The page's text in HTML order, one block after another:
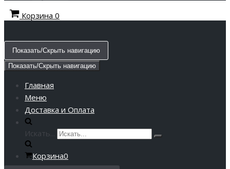
Корзина 0
Показать/Скрыть навигацию
Показать/Скрыть навигацию
Главная
Меню
Доставка и Оплата
Искать...
Корзина0